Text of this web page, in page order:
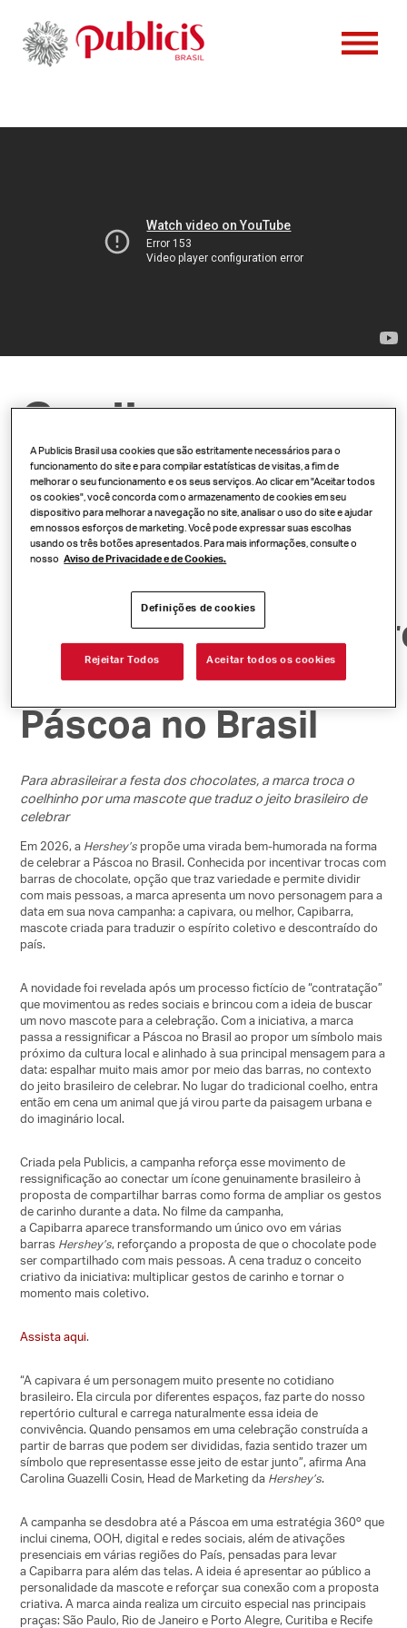
VAGAS
NOTÍCIAS
Capibarra
Capibarrada
Páscoa, que trazes
mim?”:Hershey’s
novo símbolo da
Páscoa no Brasil
Para abrasileirar a festa dos chocolates, a marca troca o
coelhinho por uma mascote que traduz o jeito brasileiro de
celebrar
Em 2026, aHershey’spropõe uma virada bem-humorada na forma
de celebrar a Páscoa no Brasil. Conhecida por incentivar trocas com
barras de chocolate, opção que traz variedade e permite dividir
com mais pessoas, a marca apresenta um novo personagem para a
data em sua nova campanha: a capivara, ou melhor,Capibarra,
mascote criada para traduzir o espírito coletivo e descontraído do
país.
A novidade foi revelada após um processo fictício de “contratação”
que movimentou as redes sociais e brincou com a ideia de buscar
um novo mascote para a celebração. Com a iniciativa, a marca
passa a ressignificar a Páscoa no Brasil ao propor um símbolo mais
próximo da cultura local e alinhado à sua principal mensagem para a
data: espalhar muito mais amor por meio das barras, no contexto
do jeito brasileiro de celebrar. No lugar do tradicional coelho, entra
então em cena um animal que já virou parte da paisagem urbana e
do imaginário local.
Criada pela Publicis, a campanha reforça esse movimento de
ressignificação ao conectar um ícone genuinamente brasileiro à
proposta de compartilhar barras como forma de ampliar os gestos
de carinho durante a data. No filme da campanha,
aCapibarraaparece transformando um único ovo em várias
barrasHershey’s, reforçando a proposta de que o chocolate pode
ser compartilhado com mais pessoas. A cena traduz o conceito
criativo da iniciativa: multiplicar gestos de carinho e tornar o
momento mais coletivo.
Assista aqui.
“A capivara é um personagem muito presente no cotidiano
brasileiro. Ela circula por diferentes espaços, faz parte do nosso
repertório cultural e carrega naturalmente essa ideia de
convivência. Quando pensamos em uma celebração construída a
partir de barras que podem ser divididas, fazia sentido trazer um
símbolo que representasse esse jeito de estar junto”, afirma Ana
Carolina Guazelli Cosin, Head de Marketing daHershey’s.
A campanha se desdobra até a Páscoa em uma estratégia 360º que
inclui cinema, OOH, digital e redes sociais, além de ativações
presenciais em várias regiões do País, pensadas para levar
aCapibarrapara além das telas. A ideia é apresentar ao público a
personalidade da mascote e reforçar sua conexão com a proposta
criativa. A marca ainda realiza um circuito especial nas principais
praças: São Paulo, Rio de Janeiro e Porto Alegre, Curitiba e Recife
A Publicis Brasil usa cookies que são estritamente necessários para o
funcionamento do site e para compilar estatísticas de visitas, a fim de
melhorar o seu funcionamento e os seus serviços. Ao clicar em "Aceitar todos
os cookies", você concorda com o armazenamento de cookies em seu
dispositivo para melhorar a navegação no site, analisar o uso do site e ajudar
em nossos esforços de marketing. Você pode expressar suas escolhas
usando os três botões apresentados. Para mais informações, consulte o
nosso Aviso de Privacidade e de Cookies.
Definições de cookies
Rejeitar Todos Aceitar todos os cookies